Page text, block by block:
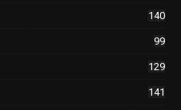
140
99
129
141